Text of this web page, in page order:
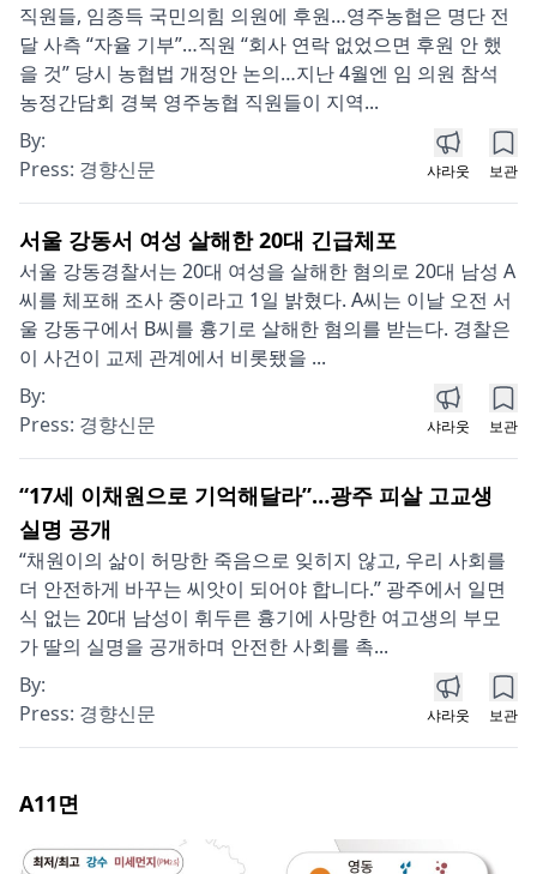
직원들, 임종득 국민의힘 의원에 후원…영주농협은 명단 전
달 사측 “자율 기부”…직원 “회사 연락 없었으면 후원 안 했
을 것” 당시 농협법 개정안 논의…지난 4월엔 임 의원 참석
농정간담회 경북 영주농협 직원들이 지역...
By:
Press: 경향신문 샤라웃 보관
서울 강동서 여성 살해한 20대 긴급체포
서울 강동경찰서는 20대 여성을 살해한 혐의로 20대 남성 A
씨를 체포해 조사 중이라고 1일 밝혔다. A씨는 이날 오전 서
울 강동구에서 B씨를 흉기로 살해한 혐의를 받는다. 경찰은
이 사건이 교제 관계에서 비롯됐을 ...
By:
Press: 경향신문 샤라웃 보관
“17세 이채원으로 기억해달라”…광주 피살 고교생
실명 공개
“채원이의 삶이 허망한 죽음으로 잊히지 않고, 우리 사회를
더 안전하게 바꾸는 씨앗이 되어야 합니다.” 광주에서 일면
식 없는 20대 남성이 휘두른 흉기에 사망한 여고생의 부모
가 딸의 실명을 공개하며 안전한 사회를 촉...
By:
Press: 경향신문 샤라웃 보관
A11면